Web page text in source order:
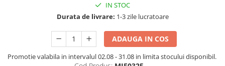
IN STOC
Durata de livrare: 1-3 zile lucratoare
ADAUGA IN COS
Promotie valabila in intervalul 02.08 - 31.08 in limita stocului disponibil.